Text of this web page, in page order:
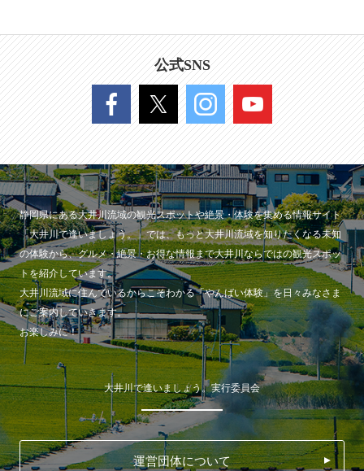
公式SNS
静岡県にある大井川流域の観光スポットや絶景・体験を集める情報サイト
「大井川で逢いましょう。」では、もっと大井川流域を知りたくなる未知
の体験から、グルメ・絶景・お得な情報まで大井川ならではの観光スポッ
トを紹介しています。
大井川流域に住んでいるからこそわかる「やんばい体験」を日々みなさま
にご案内していきます。
お楽しみに！
大井川で逢いましょう。実行委員会
運営団体について